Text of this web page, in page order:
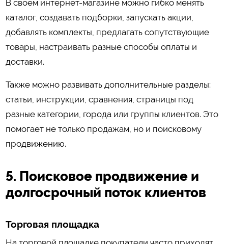
В своем интернет-магазине можно гибко менять
каталог, создавать подборки, запускать акции,
добавлять комплекты, предлагать сопутствующие
товары, настраивать разные способы оплаты и
доставки.
Также можно развивать дополнительные разделы:
статьи, инструкции, сравнения, страницы под
разные категории, города или группы клиентов. Это
помогает не только продажам, но и поисковому
продвижению.
5. Поисковое продвижение и
долгосрочный поток клиентов
Торговая площадка